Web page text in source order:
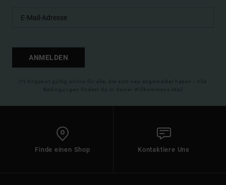
ANMELDEN
(*) Angebot gültig online für alle, die sich neu angemeldet haben - Alle
Bedingungen findest du in deiner Willkommens-Mail
Finde einen Shop Kontaktiere Uns